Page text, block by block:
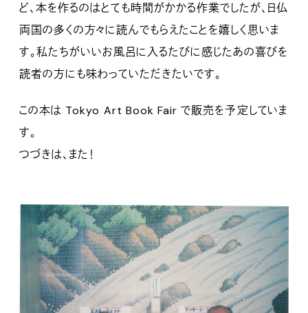
ど、本を作るのはとても時間がかかる作業でしたが、日仏
両国の多くの方々に読んでもらえたことを嬉しく思いま
す。私たちがいいお風呂に入るたびに感じたあの喜びを
読者の方にも味わっていただきたいです。
この本は Tokyo Art Book Fair で販売を予定していま
す。
つづきは、また！